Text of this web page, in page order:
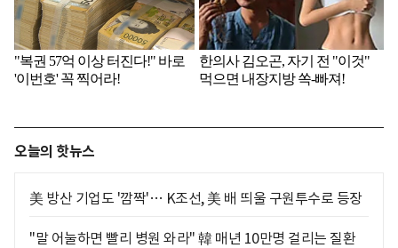
오늘의 핫뉴스
美 방산 기업도 '깜짝'… K조선, 美 배 띄울 구원투수로 등장
"말 어눌하면 빨리 병원 와라" 韓 매년 10만명 걸리는 질환